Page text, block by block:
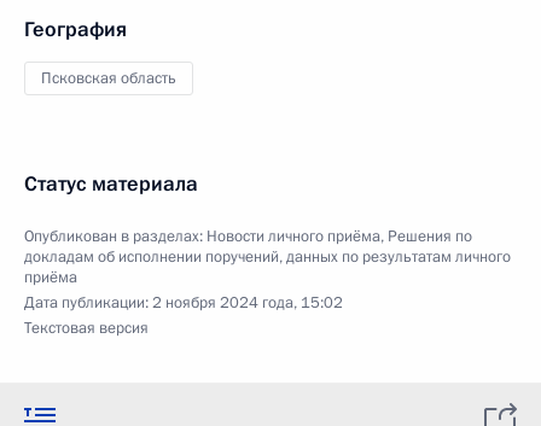
География
Псковская область
Статус материала
Опубликован в разделах: Новости личного приёма, Решения по
докладам об исполнении поручений, данных по результатам личного
приёма
Дата публикации:2 ноября 2024 года, 15:02
Текстовая версия